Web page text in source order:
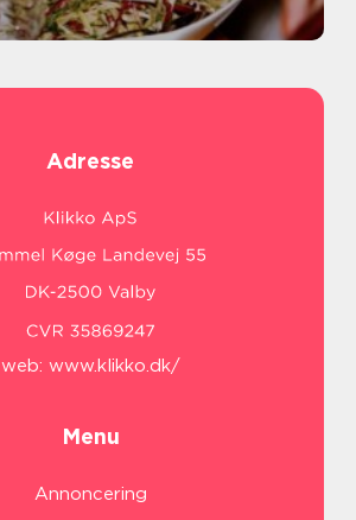
Adresse
web: www.klikko.dk/
Menu
Annoncering